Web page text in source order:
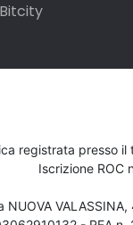
Bitcity
registrata presso
Iscrizione ROC
NUOVA